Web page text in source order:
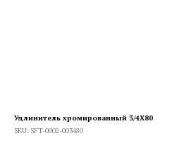
Удлинитель хромированный 3/4X80
SKU: SFT-0002-003480